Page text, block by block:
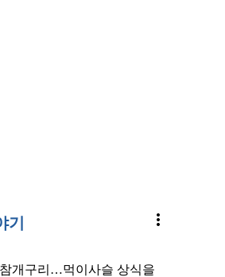
기 more_vert
개구리…먹이사슬 상식을